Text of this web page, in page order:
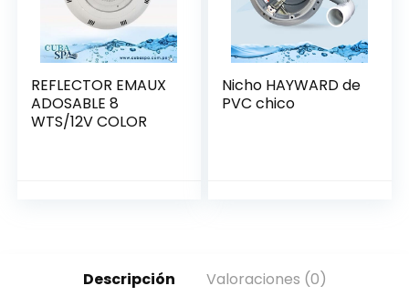
REFLECTOR EMAUX
ADOSABLE 8
WTS/12V COLOR
Nicho HAYWARD de
PVC chico
Descripción Valoraciones (0)